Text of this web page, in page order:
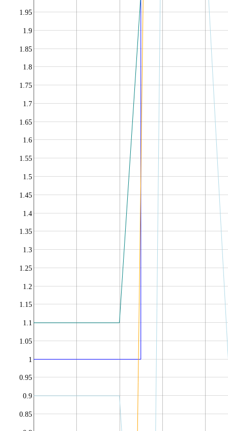
0.85
0.9
0.95
1
1.05
1.1
1.15
1.2
1.25
1.3
1.35
1.4
1.45
1.5
1.55
1.6
1.65
1.7
1.75
1.8
1.85
1.9
1.95